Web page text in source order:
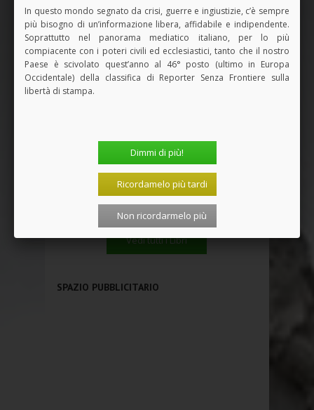
Vedi tutti i Libri
SPAZIO PUBBLICITARIO
In questo mondo segnato da crisi, guerre e ingiustizie, c’è sempre
più bisogno di un’informazione libera, affidabile e indipendente.
Soprattutto nel panorama mediatico italiano, per lo più
compiacente con i poteri civili ed ecclesiastici, tanto che il nostro
Paese è scivolato quest’anno al 46° posto (ultimo in Europa
Occidentale) della classifica di Reporter Senza Frontiere sulla
libertà di stampa.
Dimmi di più!
Ricordamelo più tardi
Non ricordarmelo più